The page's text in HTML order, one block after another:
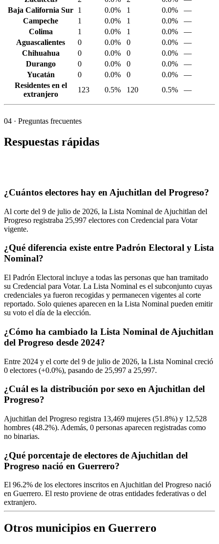
Baja California Sur 1 0.0% 1 0.0%
—
Campeche
1 0.0% 1 0.0%
—
Colima
1 0.0% 1 0.0%
—
Aguascalientes
0 0.0% 0 0.0%
—
Chihuahua
0 0.0% 0 0.0%
—
Durango
0 0.0% 0 0.0%
—
Yucatán
0 0.0% 0 0.0%
—
Residentes en el
extranjero
123 0.5% 120 0.5% —
04 · Preguntas frecuentes
Respuestas rápidas
¿Cuántos electores hay en Ajuchitlan del Progreso?
Al corte del 9 de julio de 2026, la Lista Nominal de Ajuchitlan del
Progreso registraba 25,997 electores con Credencial para Votar
vigente.
¿Qué diferencia existe entre Padrón Electoral y Lista
Nominal?
El Padrón Electoral incluye a todas las personas que han tramitado
su Credencial para Votar. La Lista Nominal es el subconjunto cuyas
credenciales ya fueron recogidas y permanecen vigentes al corte
reportado. Solo quienes aparecen en la Lista Nominal pueden emitir
su voto el día de la elección.
¿Cómo ha cambiado la Lista Nominal de Ajuchitlan
del Progreso desde 2024?
Entre 2024 y el corte del 9 de julio de 2026, la Lista Nominal creció
0 electores (+0.0%), pasando de 25,997 a 25,997.
¿Cuál es la distribución por sexo en Ajuchitlan del
Progreso?
Ajuchitlan del Progreso registra 13,469 mujeres (51.8%) y 12,528
hombres (48.2%). Además, 0 personas aparecen registradas como
no binarias.
¿Qué porcentaje de electores de Ajuchitlan del
Progreso nació en Guerrero?
El 96.2% de los electores inscritos en Ajuchitlan del Progreso nació
en Guerrero. El resto proviene de otras entidades federativas o del
extranjero.
Otros municipios en Guerrero